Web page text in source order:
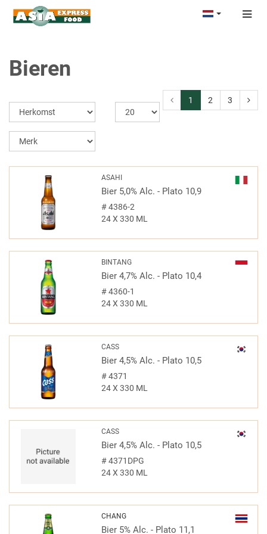
Bieren
1 2 3
ASAHI
Bier 5,0% Alc. - Plato 10,9
#4386-2
24 X 330 ML
BINTANG
Bier 4,7% Alc. - Plato 10,4
#4360-1
24 X 330 ML
CASS
Bier 4,5% Alc. - Plato 10,5
#4371
24 X 330 ML
CASS
Bier 4,5% Alc. - Plato 10,5
#4371DPG
24 X 330 ML
CHANG
Bier 5% Alc. - Plato 11,1